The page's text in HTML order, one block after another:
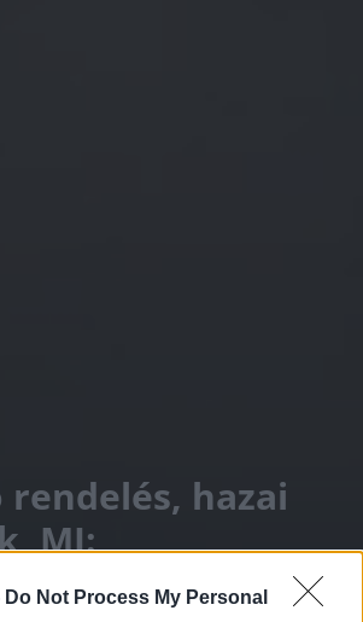
Do Not Process My Personal
hazai
MI:
zárt